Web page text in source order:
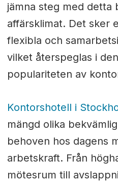
jämna steg med detta
affärsklimat. Det sker
flexibla och
vilket återspeglas i
populariteten av
Kontorshotell i
mängd olika
behoven hos dagens
arbetskraft. Från
mötesrum till